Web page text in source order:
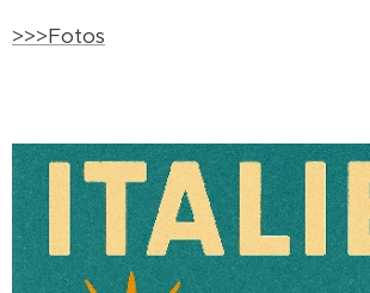
>>>Fotos